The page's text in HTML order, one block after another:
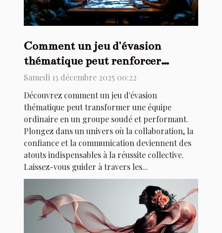
Comment un jeu d'évasion
thématique peut renforcer
l'esprit d'équipe ?
Samedi 13 décembre 2025 00:22
Découvrez comment un jeu d'évasion
thématique peut transformer une équipe
ordinaire en un groupe soudé et performant.
Plongez dans un univers où la collaboration, la
confiance et la communication deviennent des
atouts indispensables à la réussite collective.
Laissez-vous guider à travers les...